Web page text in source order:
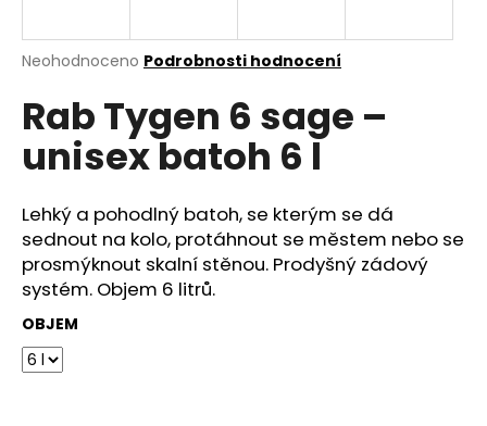
Průměrné
produktu
je
z
hvězdiček.
Neohodnoceno Podrobnosti hodnocení
Rab Tygen 6 sage –
unisex batoh 6 l
Lehký a pohodlný batoh, se kterým se dá
sednout na kolo, protáhnout se městem nebo se
prosmýknout skalní stěnou. Prodyšný zádový
systém. Objem 6 litrů.
OBJEM
j
t
?
HLEDAT
D
o